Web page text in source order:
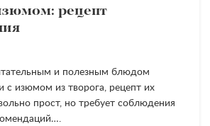
рецепт
и полезным блюдом
с изюмом из творога, рецепт их
прост, но требует соблюдения